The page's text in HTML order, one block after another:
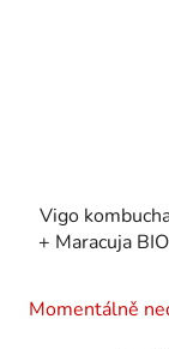
Vigo
Momentálně